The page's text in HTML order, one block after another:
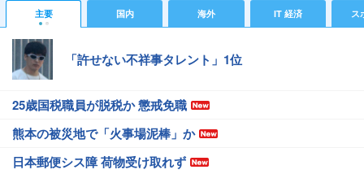
主要 国内 海外 IT 経済 ス
「許せない不祥事タレント」1位
25歳国税職員が脱税か 懲戒免職
熊本の被災地で「火事場泥棒」か
日本郵便シス障 荷物受け取れず